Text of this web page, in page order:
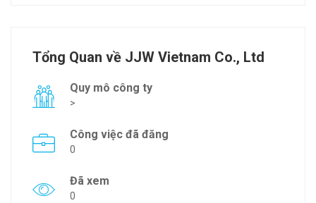
Tổng Quan về JJW Vietnam Co., Ltd
Quy mô công ty
>
Công việc đã đăng
0
Đã xem
0